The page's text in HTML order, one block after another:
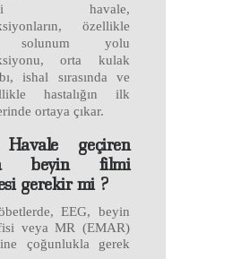
havale,
özellikle
solunum yolu
orta kulak
ishal sırasında ve
hastalığın ilk
ortaya çıkar.
geçiren
beyin filmi
gerekir mi ?
EEG, beyin
veya MR (EMAR)
çoğunlukla gerek